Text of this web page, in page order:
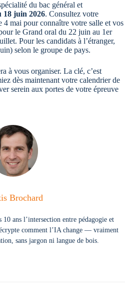
du bac général et
18 juin 2026. Consultez votre
4 mai pour connaître votre salle et vos
le Grand oral du 22 juin au 1er
Pour les candidats à l’étranger,
selon le groupe de pays.
à vous organiser. La clé, c’est
dès maintenant votre calendrier de
serein aux portes de votre épreuve
Brochard
ans l’intersection entre pédagogie et
comment l’IA change — vraiment
sans jargon ni langue de bois.